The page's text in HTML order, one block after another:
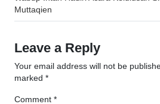
navigation
Muttaqien
Leave a Reply
Your email address will not be
marked *
Comment *